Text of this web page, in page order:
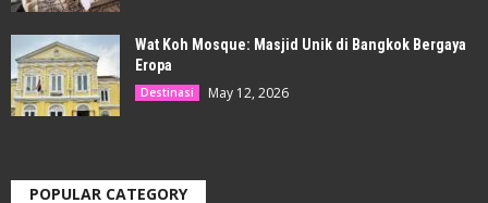
Wat Koh Mosque: Masjid Unik di Bangkok Bergaya
Eropa
Destinasi May 12, 2026
POPULAR CATEGORY